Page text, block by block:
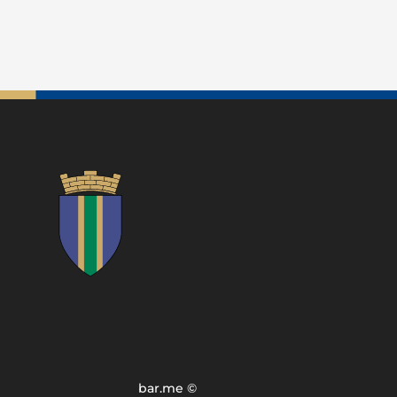
bar.me ©